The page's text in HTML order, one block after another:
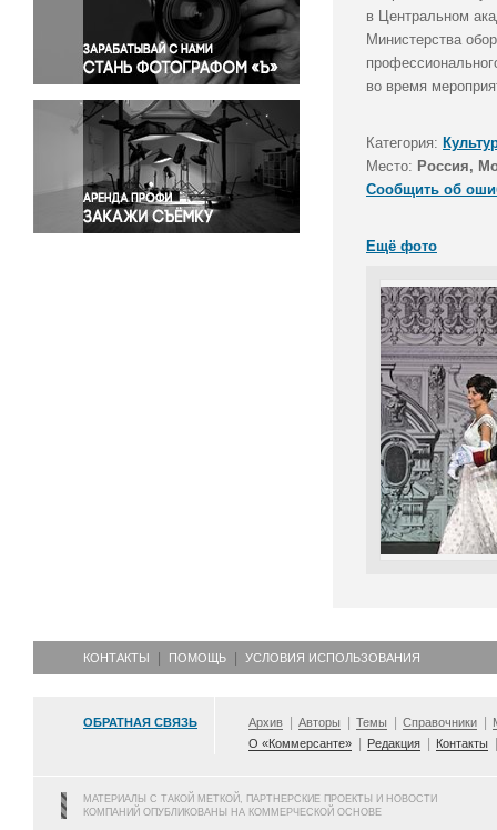
Правосудие
Происшествия и конфликты
Религия
Светская жизнь
Спорт
Экология
Экономика и бизнес
в Центральном
Министерства
во время
Категория:
Место: Россия,
Сообщить об
Ещё фото
КОНТАКТЫ ПОМОЩЬ УСЛОВИЯ ИСПОЛЬЗОВАНИЯ
ОБРАТНАЯ СВЯЗЬ Архив Авторы Темы Справочники
О «Коммерсанте»
Редакция Контакты
МАТЕРИАЛЫ С ТАКОЙ МЕТКОЙ, ПАРТНЕРСКИЕ ПРОЕКТЫ И НОВОСТИ
КОМПАНИЙ ОПУБЛИКОВАНЫ НА КОММЕРЧЕСКОЙ ОСНОВЕ